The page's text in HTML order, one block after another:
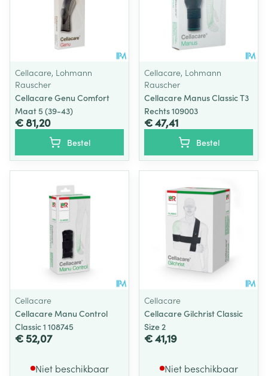
Cellacare, Lohmann
Rauscher
Cellacare Genu Comfort
Maat 5 (39-43)
€ 81,20
Bestel
Cellacare, Lohmann
Rauscher
Cellacare Manus Classic T3
Rechts 109003
€ 47,41
Bestel
Cellacare
Cellacare Manu Control
Classic 1 108745
€ 52,07
Niet beschikbaar
Cellacare
Cellacare Gilchrist Classic
Size 2
€ 41,19
Niet beschikbaar